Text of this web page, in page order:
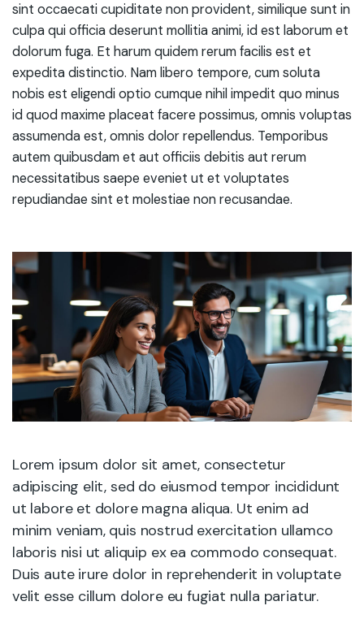
sint occaecati cupiditate non provident, similique sunt in
culpa qui officia deserunt mollitia animi, id est laborum et
dolorum fuga. Et harum quidem rerum facilis est et
expedita distinctio. Nam libero tempore, cum soluta
nobis est eligendi optio cumque nihil impedit quo minus
id quod maxime placeat facere possimus, omnis voluptas
assumenda est, omnis dolor repellendus. Temporibus
autem quibusdam et aut officiis debitis aut rerum
necessitatibus saepe eveniet ut et voluptates
repudiandae sint et molestiae non recusandae.
Lorem ipsum dolor sit amet, consectetur
adipiscing elit, sed do eiusmod tempor incididunt
ut labore et dolore magna aliqua. Ut enim ad
minim veniam, quis nostrud exercitation ullamco
laboris nisi ut aliquip ex ea commodo consequat.
Duis aute irure dolor in reprehenderit in voluptate
velit esse cillum dolore eu fugiat nulla pariatur.